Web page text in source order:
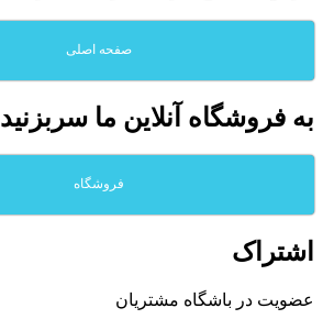
صفحه اصلی
به فروشگاه آنلاين ما سربزنيد
فروشگاه
اشتراک
عضویت در باشگاه مشتریان